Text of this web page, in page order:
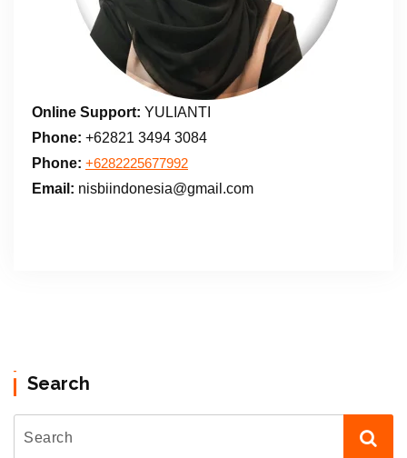
Online Support: YULIANTI
Phone: +62821 3494 3084
Phone: +6282225677992
Email: nisbiindonesia@gmail.com
Search